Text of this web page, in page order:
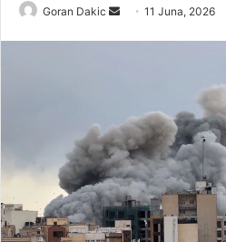
Goran Dakic
e
m
a
i
l
11 Juna, 2026